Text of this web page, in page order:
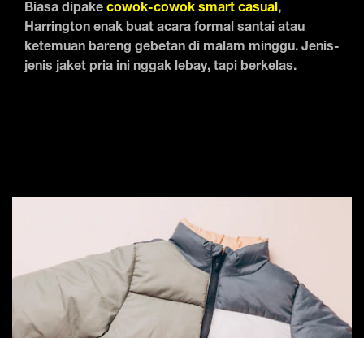
Biasa dipake cowok-cowok smart casual,
Harrington enak buat acara formal santai atau
ketemuan bareng gebetan di malam minggu. Jenis-
jenis jaket pria ini nggak lebay, tapi berkelas.